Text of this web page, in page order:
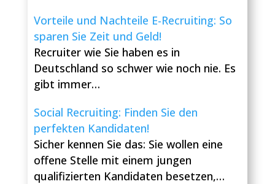
Vorteile und Nachteile E-Recruiting: So
sparen Sie Zeit und Geld!
Recruiter wie Sie haben es in
Deutschland so schwer wie noch nie. Es
gibt immer…
Social Recruiting: Finden Sie den
perfekten Kandidaten!
Sicher kennen Sie das: Sie wollen eine
offene Stelle mit einem jungen
qualifizierten Kandidaten besetzen,…